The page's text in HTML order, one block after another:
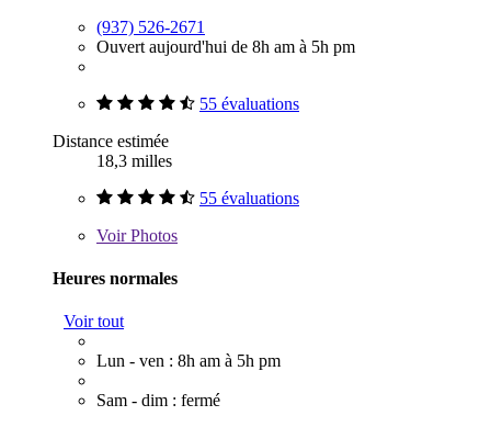
(937) 526-2671
Ouvert aujourd'hui de 8h am à 5h pm
55 évaluations
Distance estimée
18,3 milles
55 évaluations
VoirPhotos
Heures normales
Voir tout
Lun - ven : 8h am à 5h pm
Sam - dim : fermé